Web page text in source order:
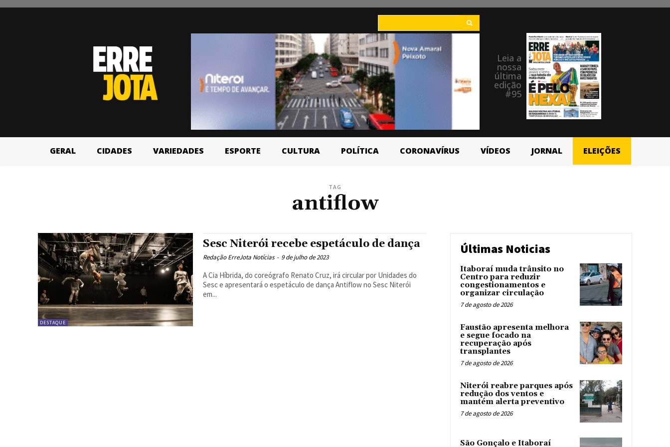
Leia a
nossa
última
edição
#95
GERAL CIDADES VARIEDADES ESPORTE CULTURA POLÍTICA CORONAVÍRUS VÍDEOS JORNAL ELEIÇÕES
TAG
antiflow
DESTAQUE
Sesc Niterói recebe espetáculo de dança
Redação ErreJota Notícias - 9 de julho de 2023
A Cia Híbrida, do coreógrafo Renato Cruz, irá circular por Unidades do
Sesc e apresentará o espetáculo de dança Antiflow no Sesc Niterói
em...
Últimas Noticias
Itaboraí muda trânsito no
Centro para reduzir
congestionamentos e
organizar circulação
7 de agosto de 2026
Faustão apresenta melhora
e segue focado na
recuperação após
transplantes
7 de agosto de 2026
Niterói reabre parques após
redução dos ventos e
mantém alerta preventivo
7 de agosto de 2026
São Gonçalo e Itaboraí